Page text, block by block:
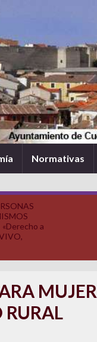
Normativas
«Derecho a
RURAL